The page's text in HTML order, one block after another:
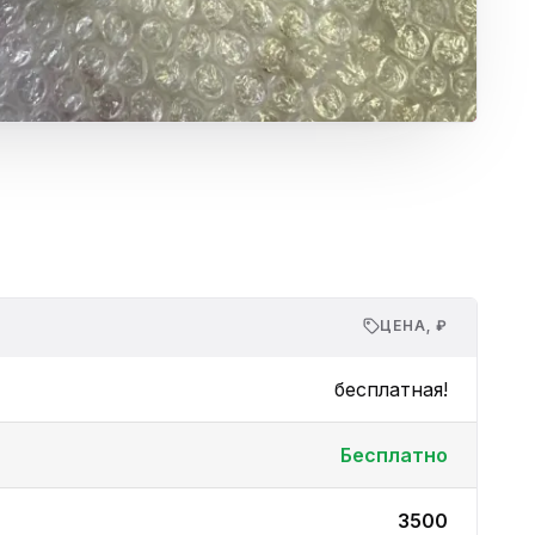
ЦЕНА, ₽
бесплатная!
Бесплатно
3500